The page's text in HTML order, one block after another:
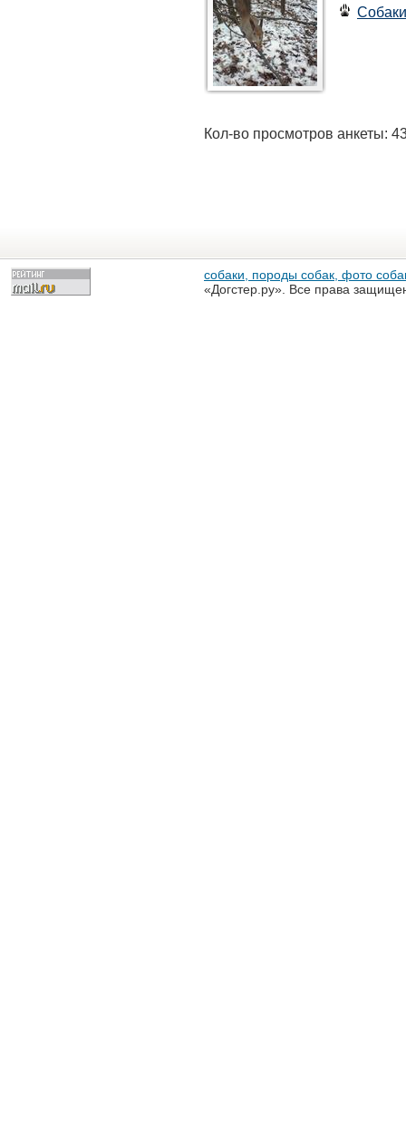
Собаки
Кол-во просмотров анкеты:
собаки, породы собак, фото
«Догстер.ру». Все права